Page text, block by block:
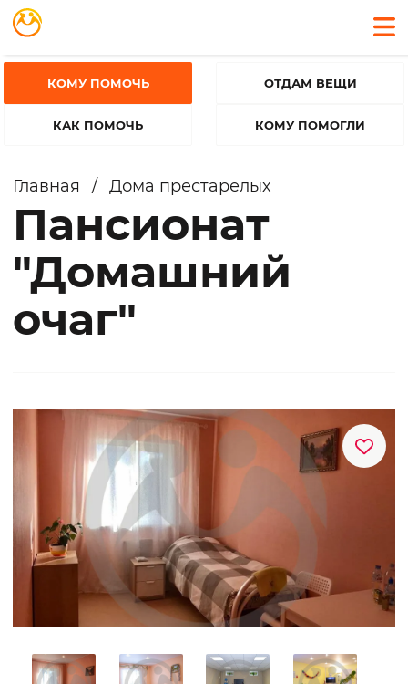
КОМУ ПОМОЧЬ
КАК ПОМОЧЬ
ОТДАМ ВЕЩИ
КОМУ ПОМОГЛИ
Главная / Дома престарелых
Пансионат
"Домашний
очаг"